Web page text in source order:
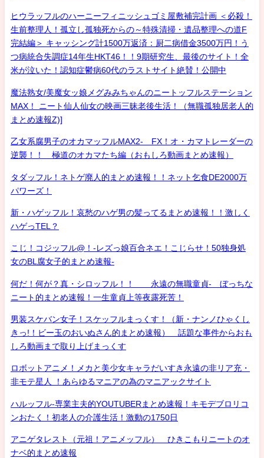
ヒウラッフルのハーニーフィニッシュゴミ屋敷補完計画 ＜必殺！
生前整理人！孤立し孤独死からの～特殊清掃・遺品整理への道F
完結編＞ キャッシング計1500万返済：厨二病借金3500万円！う
つ病統合失調症14年生HKT46！！9期研究生、最後のサイト！全
米が泣いた！認知症鬱病60代のラストサイト絶賛！公開中
魔法熟女/美魔女ッ娘メグみみちゃんのニートッフルステーション
MAX！ ニート仙人仙女の映画三昧老後生活！（無職孤独居老人的
まとめ速報Z)]
乙女系腐男子のオカマッフルMAX2- FX！オ・カマトレーダーの
逆襲！！ 極道のオカマたち編（おもしろ動画まとめ速報）
タダッフル！ネトゲ廃人的まとめ速報！！ネット乞食DE2000万
パワーズ！
新・ハゲッフル！哀愁のハゲ男の髪ってるまとめ速報！！激しく
ハゲっTEL？
こじ！コジッフル@！-レズっ娘百合ネエ！こじらせ！50独身処
女のBL腐女子的まとめ速報-
何だ！何が？真・シロッフル！！ 永遠の無職童貞- ぼっちな
ニート的まとめ速報！一生童貞上等夜露死苦！
男装スケバン女子！スケッフルまっくす！（新・ナンノひゃくし
きっ!！ビー玉のおいぬさん的まとめ速報） 話題な事件からおも
しろ動画まで取り上げまっくす
ロボットアニメ！メカと美少女キャラだいすき永遠の非リア充・
非モテ星人 ！あらゆるマニアの為のマニアックサイト
ハルッフル-専業主夫的YOUTUBERまとめ速報！キモデブロリコ
ンおたく！初老人の介護生活！激動の1750日
アニゲタレスト（元祖！アニメッフル） ひきこもりニートのオ
ナベ的まとめ速報